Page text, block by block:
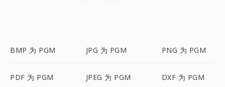
BMP 为 PGM JPG 为 PGM PNG 为 PGM
PDF 为 PGM JPEG 为 PGM DXF 为 PGM